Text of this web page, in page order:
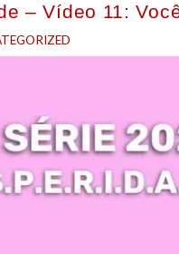
– Vídeo 11: